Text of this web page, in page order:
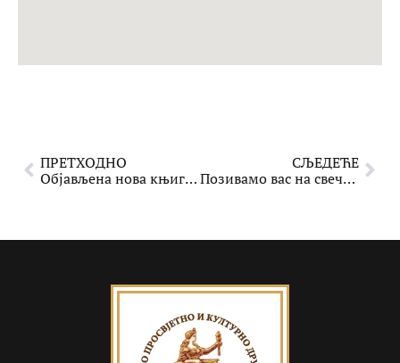
ПРЕТХОДНО
Објављена нова књига у издању СПКД “Просвјета” Сарајево: “Старине Босне” – Ђоко Мазалић
СЉЕДЕЋЕ
Позивамо вас на свечани Васкршњи концерт